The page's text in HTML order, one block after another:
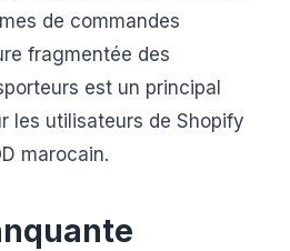
de commandes
fragmentée des
est un principal
les utilisateurs de Shopify
marocain.